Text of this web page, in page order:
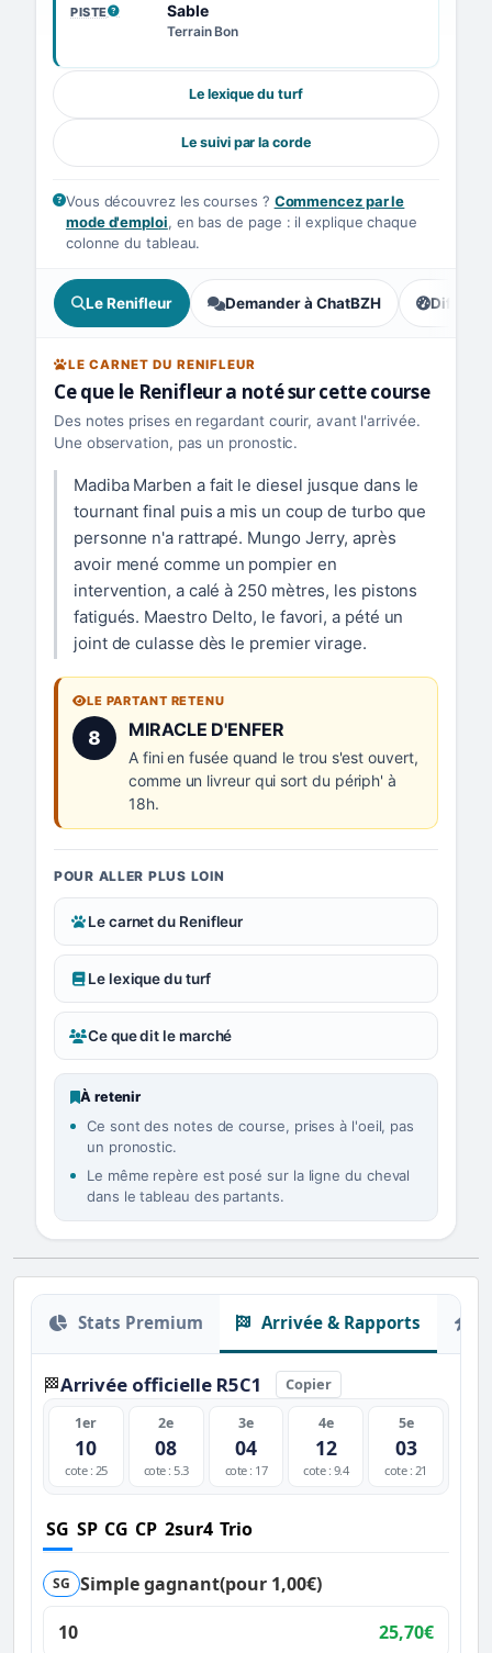
PISTE
, VOIR LA DÉFINITION
Sable
Terrain Bon
Le lexique du turf
Le suivi par la corde
Vous découvrez les courses ? Commencez par le
mode d'emploi, en bas de page : il explique chaque
colonne du tableau.
Le Renifleur Demander à ChatBZH ,
LE CARNET DU RENIFLEUR
Ce que le Renifleur a noté sur cette course
Des notes prises en regardant courir, avant l'arrivée.
Une observation, pas un pronostic.
Madiba Marben a fait le diesel jusque dans le
tournant final puis a mis un coup de turbo que
personne n'a rattrapé. Mungo Jerry, après
avoir mené comme un pompier en
intervention, a calé à 250 mètres, les pistons
fatigués. Maestro Delto, le favori, a pété un
joint de culasse dès le premier virage.
LE PARTANT RETENU
8 Numéro 8 :
MIRACLE D'ENFER
A fini en fusée quand le trou s'est ouvert,
comme un livreur qui sort du périph' à
18h.
POUR ALLER PLUS LOIN
Le carnet du Renifleur
Le lexique du turf
Ce que dit le marché
À retenir
Ce sont des notes de course, prises à l'oeil, pas
un pronostic.
Le même repère est posé sur la ligne du cheval
dans le tableau des partants.
Stats Premium Arrivée & Rapports
🏁Arrivée officielle R5C1 Copier
1er
10
cote : 25
2e
08
cote : 5.3
3e
04
cote : 17
4e
12
cote : 9.4
5e
03
cote : 21
SG SP CG CP 2sur4 Trio
SG Simple gagnant(pour 1,00€)
10
25,70€